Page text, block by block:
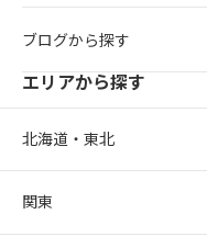
ブログから探す
エリアから探す
北海道・東北
関東